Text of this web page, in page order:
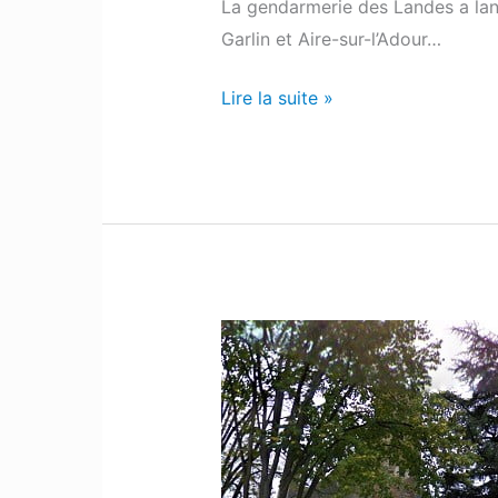
La gendarmerie des Landes a
Garlin et Aire-sur-l’Adour…
Lire la suite »
Lescar
:
Les
dalles
de